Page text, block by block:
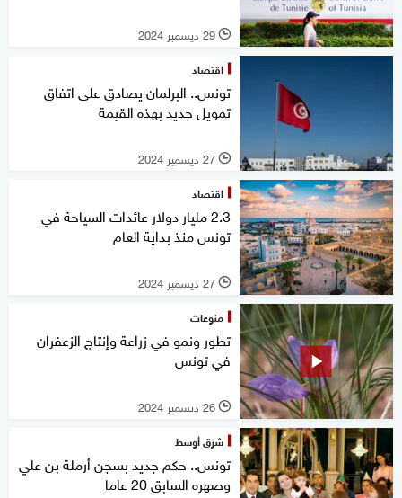
l 29 ديسمبر 2024
اقتصاد
تونس.. البرلمان يصادق على اتفاق
تمويل جديد بهذه القيمة
l 27 ديسمبر 2024
اقتصاد
2.3 مليار دولار عائدات السياحة في
تونس منذ بداية العام
l 27 ديسمبر 2024
منوعات
تطور ونمو في زراعة وإنتاج الزعفران
في تونس
l 26 ديسمبر 2024
شرق أوسط
تونس.. حكم جديد بسجن أرملة بن علي
وصهره السابق 20 عاما